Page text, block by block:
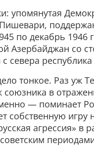
упомянутая
Пишевари,
по декабрь 1946
Азербайджан со
севера
тонкое. Раз уж
союзника в
— поминает
собственную
агрессия»